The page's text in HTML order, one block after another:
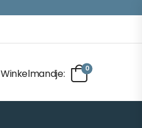
Winkelmandje: 0